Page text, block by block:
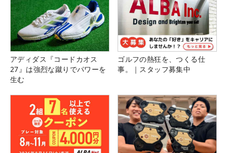
アディダス『コードカオス
27』は強烈な蹴りでパワーを
生む
ゴルフの熱狂を、つくる仕
事。｜スタッフ募集中